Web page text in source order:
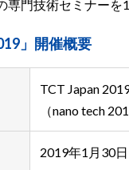
専門技術セミナーを
」開催概要
TCT Japan
（nano tech
2019年1月30